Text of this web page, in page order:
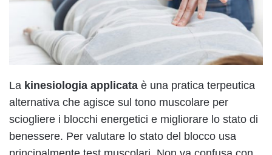
La kinesiologia applicata è una pratica terpeutica
alternativa che agisce sul tono muscolare per
sciogliere i blocchi energetici e migliorare lo stato di
benessere. Per valutare lo stato del blocco usa